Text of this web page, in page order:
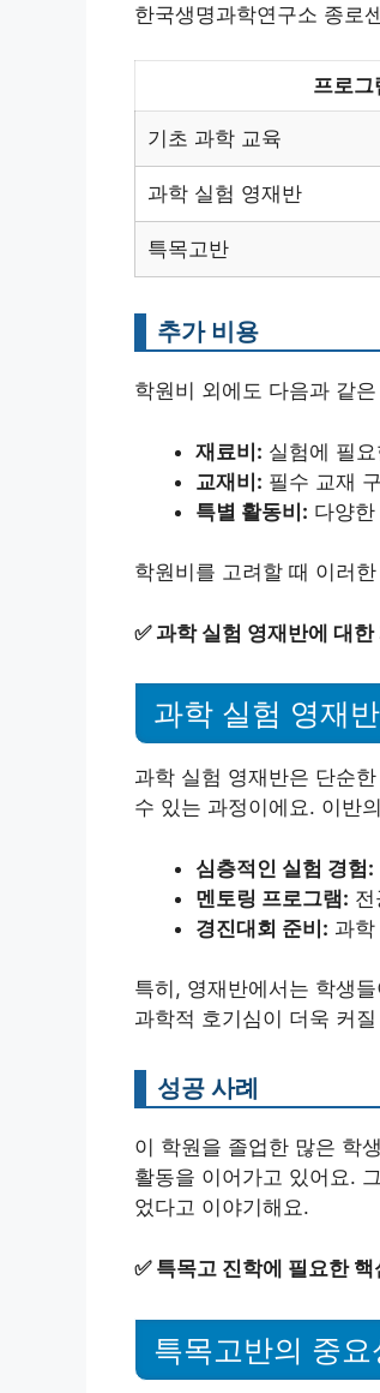
한국생명과학연구소 종로
프로그
기초 과학 교육
과학 실험 영재반
특목고반
추가 비용
학원비 외에도 다음과 같
재료비: 실험에 필
교재비: 필수 교재
특별 활동비: 다양
학원비를 고려할 때 이러
✅과학 실험 영재반에 대
과학 실험 영재
과학 실험 영재반은 단순
수 있는 과정이에요. 이반
심층적인 실험 경험:
멘토링 프로그램:
경진대회 준비: 과
특히, 영재반에서는 학생
과학적 호기심이 더욱 커
성공 사례
이 학원을 졸업한 많은 학
활동을 이어가고 있어요.
었다고 이야기해요.
✅ 특목고 진학에 필요한
특목고반의 중요